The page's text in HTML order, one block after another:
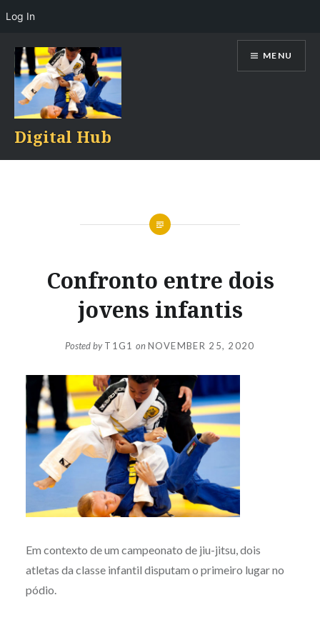
content
Digital Hub
MENU
Confronto entre dois
jovens infantis
Posted byT1G1 onNOVEMBER 25, 2020
Em contexto de um campeonato de jiu-jitsu, dois
atletas da classe infantil disputam o primeiro lugar no
pódio.
Log In